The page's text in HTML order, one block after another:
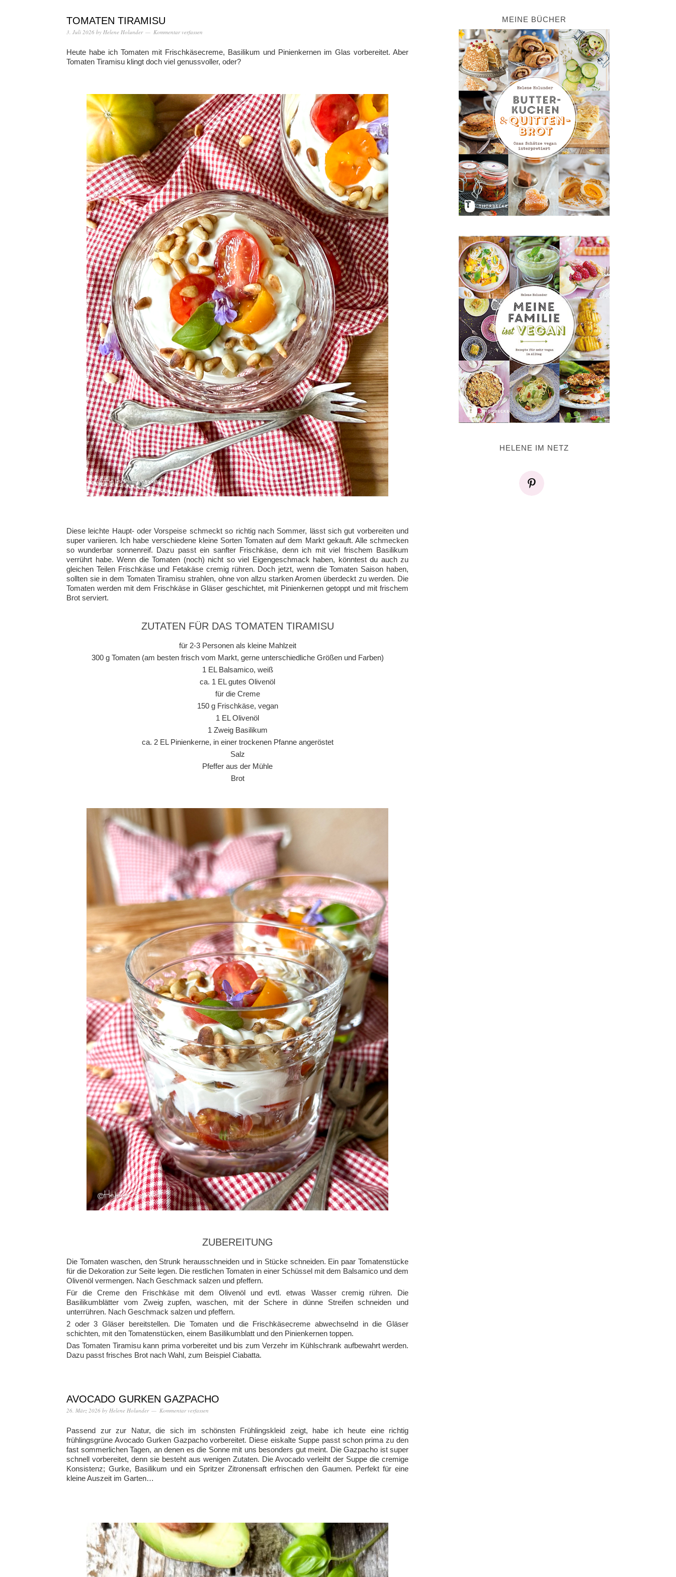
TOMATEN TIRAMISU
3. Juli 2026 by Helene Holunder Kommentar verfassen
Heute habe ich Tomaten mit Frischkäsecreme, Basilikum und Pinienkernen im Glas vorbereitet. Aber
Tomaten Tiramisu klingt doch viel genussvoller, oder?
Diese leichte Haupt- oder Vorspeise schmeckt so richtig nach Sommer, lässt sich gut vorbereiten und
super variieren. Ich habe verschiedene kleine Sorten Tomaten auf dem Markt gekauft. Alle schmecken
so wunderbar sonnenreif. Dazu passt ein sanfter Frischkäse, denn ich mit viel frischem Basilikum
verrührt habe. Wenn die Tomaten (noch) nicht so viel Eigengeschmack haben, könntest du auch zu
gleichen Teilen Frischkäse und Fetakäse cremig rühren. Doch jetzt, wenn die Tomaten Saison haben,
sollten sie in dem Tomaten Tiramisu strahlen, ohne von allzu starken Aromen überdeckt zu werden. Die
Tomaten werden mit dem Frischkäse in Gläser geschichtet, mit Pinienkernen getoppt und mit frischem
Brot serviert.
ZUTATEN FÜR DAS TOMATEN TIRAMISU
für 2-3 Personen als kleine Mahlzeit
300 g Tomaten (am besten frisch vom Markt, gerne unterschiedliche Größen und Farben)
1 EL Balsamico, weiß
ca. 1 EL gutes Olivenöl
für die Creme
150 g Frischkäse, vegan
1 EL Olivenöl
1 Zweig Basilikum
ca. 2 EL Pinienkerne, in einer trockenen Pfanne angeröstet
Salz
Pfeffer aus der Mühle
Brot
ZUBEREITUNG
Die Tomaten waschen, den Strunk herausschneiden und in Stücke schneiden. Ein paar Tomatenstücke
für die Dekoration zur Seite legen. Die restlichen Tomaten in einer Schüssel mit dem Balsamico und dem
Olivenöl vermengen. Nach Geschmack salzen und pfeffern.
Für die Creme den Frischkäse mit dem Olivenöl und evtl. etwas Wasser cremig rühren. Die
Basilikumblätter vom Zweig zupfen, waschen, mit der Schere in dünne Streifen schneiden und
unterrühren. Nach Geschmack salzen und pfeffern.
2 oder 3 Gläser bereitstellen. Die Tomaten und die Frischkäsecreme abwechselnd in die Gläser
schichten, mit den Tomatenstücken, einem Basilikumblatt und den Pinienkernen toppen.
Das Tomaten Tiramisu kann prima vorbereitet und bis zum Verzehr im Kühlschrank aufbewahrt werden.
Dazu passt frisches Brot nach Wahl, zum Beispiel Ciabatta.
AVOCADO GURKEN GAZPACHO
26. März 2026 by Helene Holunder Kommentar verfassen
Passend zur zur Natur, die sich im schönsten Frühlingskleid zeigt, habe ich heute eine richtig
frühlingsgrüne Avocado Gurken Gazpacho vorbereitet. Diese eiskalte Suppe passt schon prima zu den
fast sommerlichen Tagen, an denen es die Sonne mit uns besonders gut meint. Die Gazpacho ist super
schnell vorbereitet, denn sie besteht aus wenigen Zutaten. Die Avocado verleiht der Suppe die cremige
Konsistenz; Gurke, Basilikum und ein Spritzer Zitronensaft erfrischen den Gaumen. Perfekt für eine
kleine Auszeit im Garten…
MEINE BÜCHER
HELENE IM NETZ